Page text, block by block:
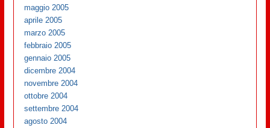
maggio 2005
aprile 2005
marzo 2005
febbraio 2005
gennaio 2005
dicembre 2004
novembre 2004
ottobre 2004
settembre 2004
agosto 2004